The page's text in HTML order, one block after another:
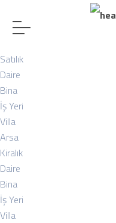
Satılık
Daire
Bina
İş Yeri
Villa
Arsa
Kiralık
Daire
Bina
İş Yeri
Villa